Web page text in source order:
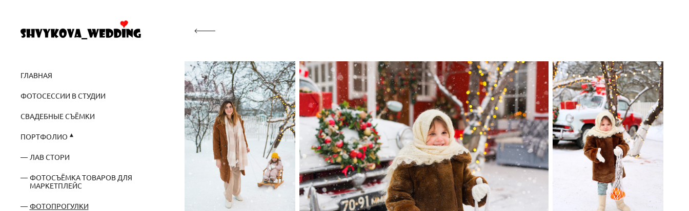
ГЛАВНАЯ
ФОТОСЕССИИ В СТУДИИ
СВАДЕБНЫЕ СЪЁМКИ
ПОРТФОЛИО
ЛАВ СТОРИ
ФОТОСЪЁМКА ТОВАРОВ ДЛЯ
МАРКЕТПЛЕЙС
ФОТОПРОГУЛКИ